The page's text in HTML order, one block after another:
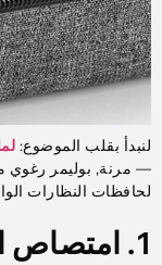
لنبدأ بقلب الموضوع:
— مرنة, بوليمر رغوي
لحافظات النظارات
1. امتصاص استثنائي للصدمات